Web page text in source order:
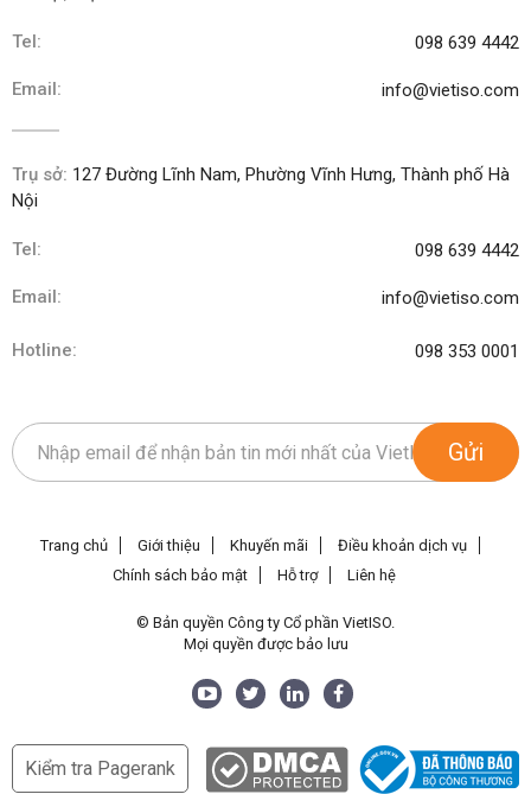
Tel: 098 639 4442
Email: info@vietiso.com
Trụ sở: 127 Đường Lĩnh Nam, Phường Vĩnh Hưng, Thành phố Hà
Nội
Tel: 098 639 4442
Email: info@vietiso.com
Hotline: 098 353 0001
Gửi
Trang chủ Giới thiệu Khuyến mãi
Điều khoản dịch vụ
Chính sách bảo mật
Hỗ trợ Liên hệ
© Bản quyền Công ty Cổ phần VietISO.
Mọi quyền được bảo lưu
Kiểm tra Pagerank